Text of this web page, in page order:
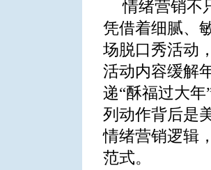
情绪营销不
凭借着细腻、
场脱口秀活动
活动内容缓解
递“酥福过大
列动作背后是
情绪营销逻辑
范式。